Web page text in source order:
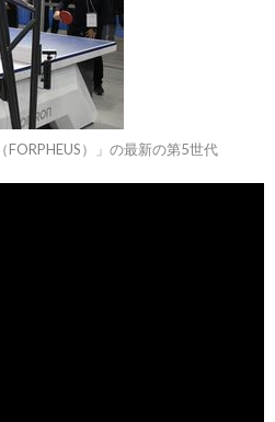
）」の最新の第5世代